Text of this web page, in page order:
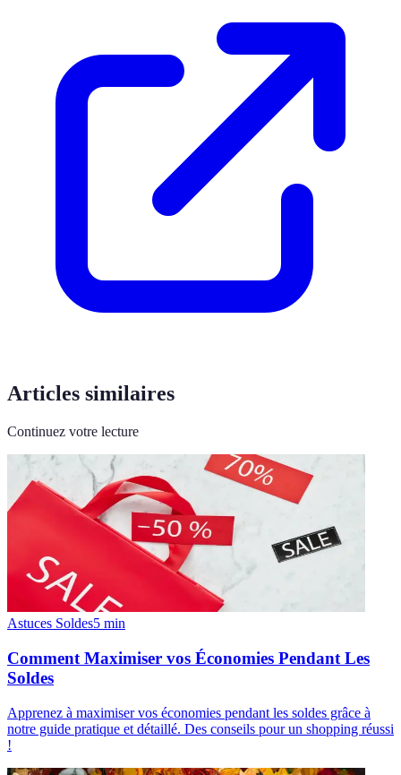
Articles similaires
Continuez votre lecture
Astuces Soldes5 min
Comment Maximiser vos Économies Pendant Les
Soldes
Apprenez à maximiser vos économies pendant les soldes grâce à
notre guide pratique et détaillé. Des conseils pour un shopping réussi
!